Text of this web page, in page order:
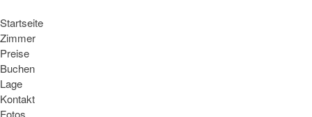
Startseite
Zimmer
Preise
Buchen
Lage
Kontakt
Fotos